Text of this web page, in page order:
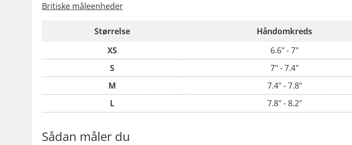
Britiske måleenheder
Størrelse Håndomkreds
XS
6.6" - 7"
S
7" - 7.4"
M
7.4" - 7.8"
L
7.8" - 8.2"
Sådan måler du